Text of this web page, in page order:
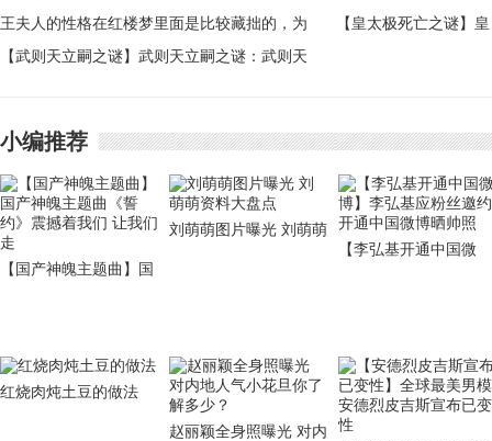
王夫人的性格在红楼梦里面是比较藏拙的，为
什么这么说呢
【武则天立嗣之谜】武则天立嗣之谜：武则天
【皇太极死亡之谜】皇
小编推荐
【国产神魄主题曲】国
刘萌萌图片曝光 刘萌萌
【李弘基开通中国微
红烧肉炖土豆的做法
赵丽颖全身照曝光 对内